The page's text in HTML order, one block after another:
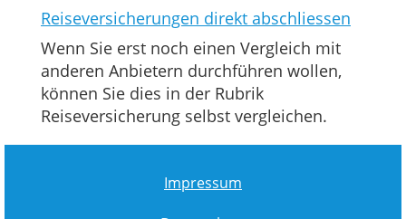
Reiseversicherungen direkt abschliessen
Wenn Sie erst noch einen Vergleich mit
anderen Anbietern durchführen wollen,
können Sie dies in der Rubrik
Reiseversicherung selbst vergleichen.
Impressum